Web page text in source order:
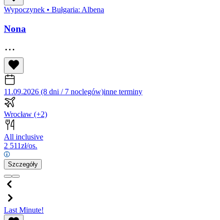
Wypoczynek • Bułgaria: Albena
Nona
11.09.2026 (8 dni / 7 noclegów)inne terminy
Wrocław (+2)
All inclusive
2 511zł/os.
Szczegóły
Last Minute!